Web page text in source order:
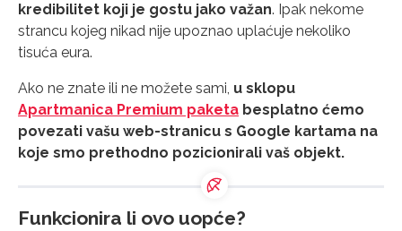
kredibilitet koji je gostu jako važan. Ipak nekome
strancu kojeg nikad nije upoznao uplaćuje nekoliko
tisuća eura.
Ako ne znate ili ne možete sami, u sklopu
Apartmanica Premium paketa besplatno ćemo
povezati vašu web-stranicu s Google kartama na
koje smo prethodno pozicionirali vaš objekt.
Funkcionira li ovo uopće?